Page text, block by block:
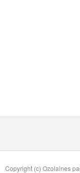
Copyright (c) Ozolaines